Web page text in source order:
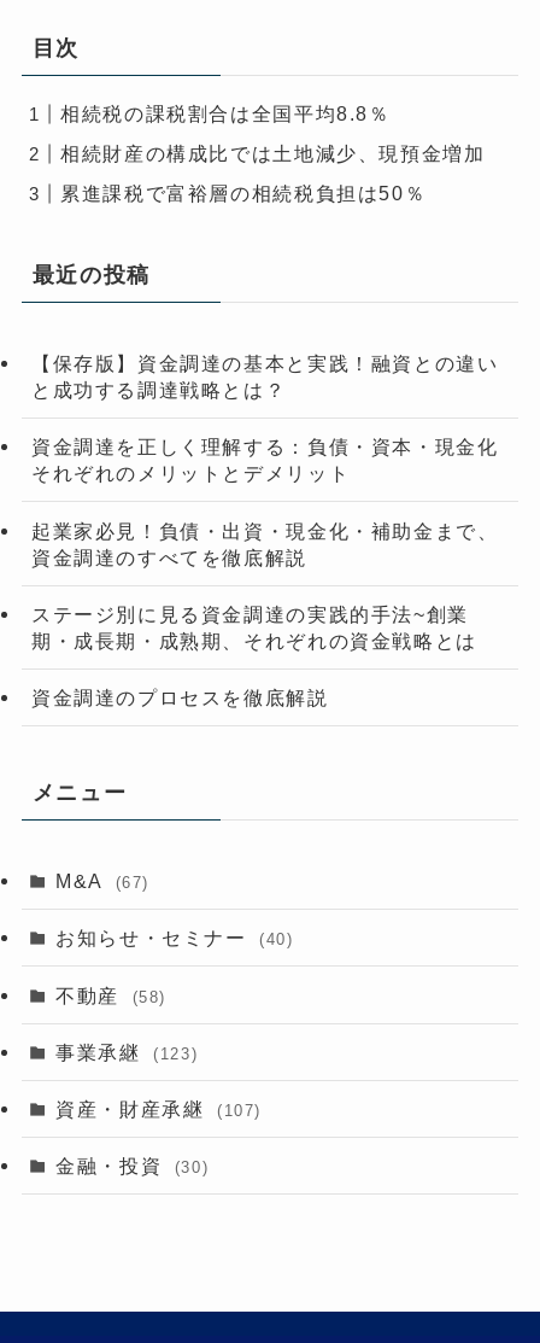
目次
相続税の課税割合は全国平均8.8％
相続財産の構成比では土地減少、現預金増加
累進課税で富裕層の相続税負担は50％
最近の投稿
【保存版】資金調達の基本と実践！融資との違い
と成功する調達戦略とは？
資金調達を正しく理解する：負債・資本・現金化
それぞれのメリットとデメリット
起業家必見！負債・出資・現金化・補助金まで、
資金調達のすべてを徹底解説
ステージ別に見る資金調達の実践的手法~創業
期・成長期・成熟期、それぞれの資金戦略とは
資金調達のプロセスを徹底解説
メニュー
M&A (67)
お知らせ・セミナー (40)
不動産 (58)
事業承継 (123)
資産・財産承継 (107)
金融・投資 (30)